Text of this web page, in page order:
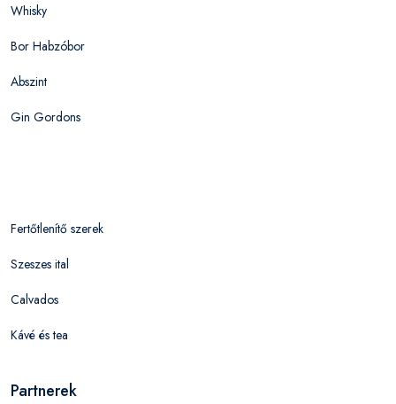
Whisky
Bor Habzóbor
Abszint
Gin Gordons
Fertőtlenítő szerek
Szeszes ital
Calvados
Kávé és tea
Partnerek